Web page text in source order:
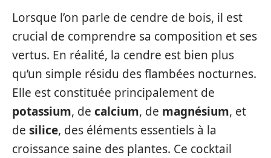
Lorsque l’on parle de cendre de bois, il est
crucial de comprendre sa composition et ses
vertus. En réalité, la cendre est bien plus
qu’un simple résidu des flambées nocturnes.
Elle est constituée principalement de
potassium, de calcium, de magnésium, et
de silice, des éléments essentiels à la
croissance saine des plantes. Ce cocktail